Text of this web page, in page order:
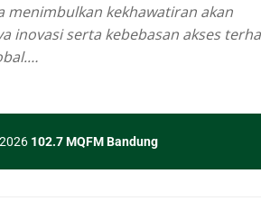
menimbulkan kekhawatiran akan
inovasi serta kebebasan akses
102.7 MQFM Bandung